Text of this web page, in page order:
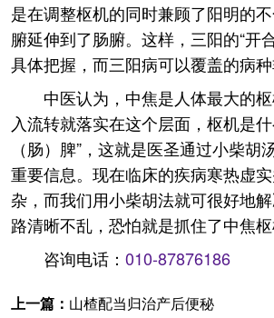
是在调整枢机的同时兼顾了阳明的
腑延伸到了肠腑。这样，三阳的“开
具体把握，而三阳病可以覆盖的病种
中医认为，中焦是人体最大的
入流转就落实在这个层面，枢机是
（肠）脾”，这就是医圣通过小柴胡
重要信息。现在临床的疾病寒热虚
杂，而我们用小柴胡法就可很好地
路清晰不乱，恐怕就是抓住了中焦枢
咨询电话： 010-87876186
上一篇： 山楂配当归治产后便秘